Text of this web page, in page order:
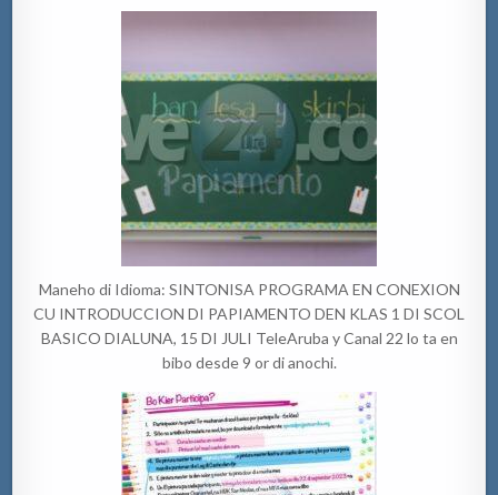
Maneho di Idioma: SINTONISA PROGRAMA EN CONEXION
CU INTRODUCCION DI PAPIAMENTO DEN KLAS 1 DI SCOL
BASICO DIALUNA, 15 DI JULI TeleAruba y Canal 22 lo ta en
bibo desde 9 or di anochi.